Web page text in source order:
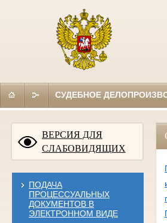
СУДЕБНОЕ
ВЕРСИЯ ДЛЯ
СЛАБОВИДЯЩИХ
ПОДАЧА
ПРОЦЕССУАЛЬНЫХ
ДОКУМЕНТОВ В
ЭЛЕКТРОННОМ ВИДЕ